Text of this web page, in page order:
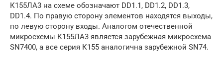
К155ЛА3 на схеме обозначают DD1.1, DD1.2, DD1.3,
DD1.4. По правую сторону элементов находятся выходы,
по левую сторону входы. Аналогом отечественной
микросхемы К155ЛА3 является зарубежная микросхема
SN7400, а все серия К155 аналогична зарубежной SN74.